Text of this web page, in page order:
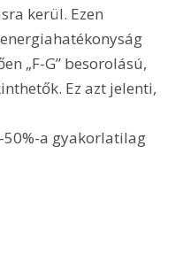
kerül. Ezen
„F-G” besorolású,
Ez azt jelenti,
a gyakorlatilag